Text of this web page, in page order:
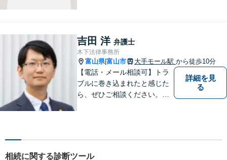
た」「少しほっとしました」
というお声をいただけるよう
に、誠実・丁寧を心がけ事件
に取り組んでいきたいと考え
ています。
吉田 洋 弁護士
木下法律事務所
富山県|富山市 大手モール駅 から徒歩10分
【電話・メール相談可】トラ
ブルに巻き込まれたと感じた
ら、ぜひご相談ください。離
を解決するため、迅速かつ丁
詳細を見
る
相続に関する診断ツール